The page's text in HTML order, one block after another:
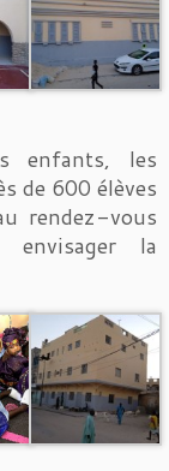
enfants, les
de 600 élèves
rendez-vous
la